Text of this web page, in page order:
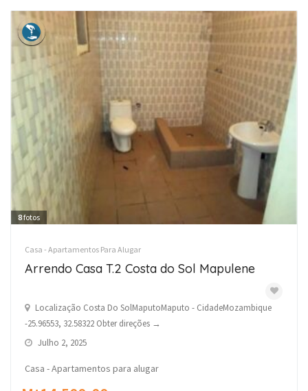
8fotos
Casa - Apartamentos Para Alugar
Arrendo Casa T.2 Costa do Sol Mapulene
Localização Costa Do SolMaputoMaputo - CidadeMozambique
-25.96553, 32.58322 Obter direções →
Julho 2, 2025
Casa - Apartamentos para alugar